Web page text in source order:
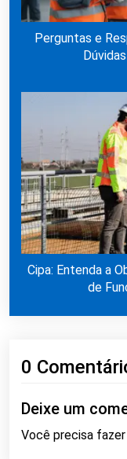
Perguntas e
Cipa: Entenda a
de
0
Deixe um
Você precisa